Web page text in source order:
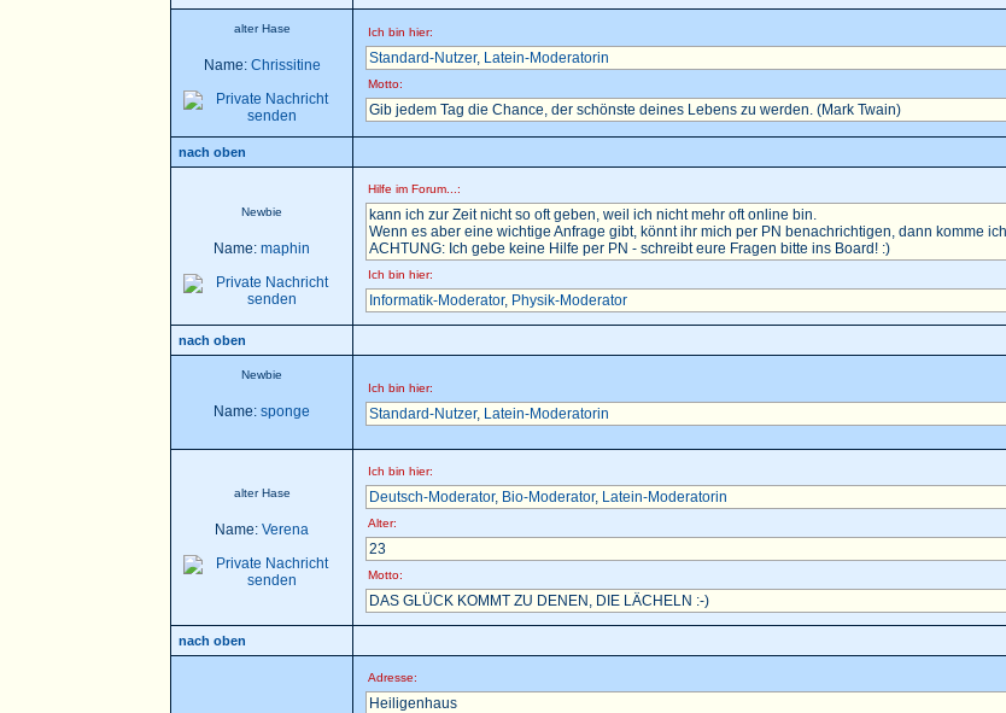
alter Hase
Name: Chrissitine
Ich bin hier:
Standard-Nutzer, Latein-Moderatorin
Motto:
Gib jedem Tag die Chance, der schönste deines Lebens zu werden. (Mark Twain)
nach oben
Newbie
Name: maphin
Hilfe im Forum...:
kann ich zur Zeit nicht so oft geben, weil ich nicht mehr oft online bin.
Wenn es aber eine wichtige Anfrage gibt, könnt ihr mich per PN benachrichtigen, dann komme
ACHTUNG: Ich gebe keine Hilfe per PN - schreibt eure Fragen bitte ins Board! :)
Ich bin hier:
Informatik-Moderator, Physik-Moderator
nach oben
Newbie
Name: sponge
Ich bin hier:
Standard-Nutzer, Latein-Moderatorin
alter Hase
Name: Verena
Ich bin hier:
Deutsch-Moderator, Bio-Moderator, Latein-Moderatorin
Alter:
23
Motto:
DAS GLÜCK KOMMT ZU DENEN, DIE LÄCHELN :-)
nach oben
Adresse:
Heiligenhaus